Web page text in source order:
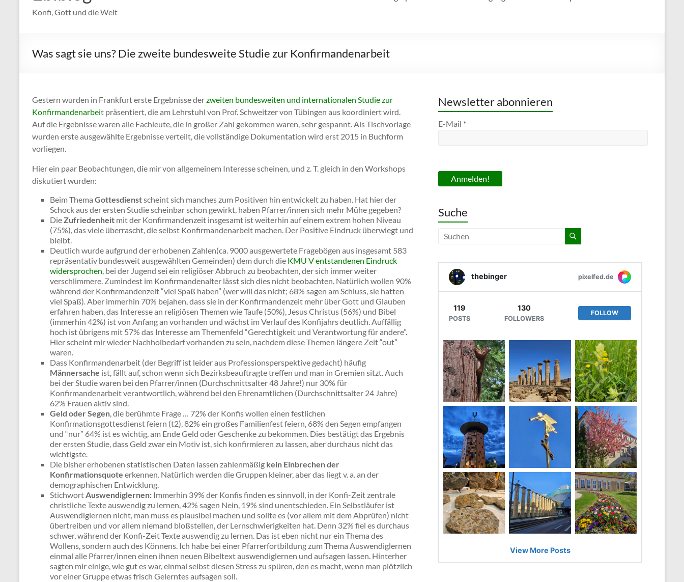
Konfi, Gott und die Welt
Was sagt sie uns? Die zweite bundesweite Studie zur Konfirmandenarbeit
Gestern wurden in Frankfurt erste Ergebnisse derzweiten bundesweiten und internationalen Studie zur
Konfirmandenarbeit präsentiert, die am Lehrstuhl von Prof. Schweitzer von Tübingen aus koordiniert wird.
Auf die Ergebnisse waren alle Fachleute, die in großer Zahl gekommen waren, sehr gespannt. Als Tischvorlage
wurden erste ausgewählte Ergebnisse verteilt, die vollständige Dokumentation wird erst 2015 in Buchform
vorliegen.
Hier ein paar Beobachtungen, die mir von allgemeinem Interesse scheinen, und z. T. gleich in den Workshops
diskutiert wurden:
Beim Thema Gottesdienstscheint sich manches zum Positiven hin entwickelt zu haben. Hat hier der
Schock aus der ersten Studie scheinbar schon gewirkt, haben Pfarrer/innen sich mehr Mühe gegeben?
DieZufriedenheit mit der Konfirmandenzeit insgesamt ist weiterhin auf einem extrem hohen Niveau
(75%), das viele überrascht, die selbst Konfirmandenarbeit machen. Der Positive Eindruck überwiegt und
bleibt.
Deutlich wurde aufgrund der erhobenen Zahlen(ca. 9000 ausgewertete Fragebögen aus insgesamt 583
repräsentativ bundesweit ausgewählten Gemeinden) dem durch die KMU V entstandenen Eindruck
widersprochen, bei der Jugend sei ein religiöser Abbruch zu beobachten, der sich immer weiter
verschlimmere. Zumindest im Konfirmandenalter lässt sich dies nicht beobachten. Natürlich wollen 90%
während der Konfirmandenzeit “viel Spaß haben” (wer will das nicht; 68% sagen am Schluss, sie hatten
viel Spaß). Aber immerhin 70% bejahen, dass sie in der Konfirmandenzeit mehr über Gott und Glauben
erfahren haben, das Interesse an religiösen Themen wie Taufe (50%), Jesus Christus (56%) und Bibel
(immerhin 42%) ist von Anfang an vorhanden und wächst im Verlauf des Konfijahrs deutlich. Auffällig
hoch ist übrigens mit 57% das Interesse am Themenfeld “Gerechtigkeit und Verantwortung für andere”.
Hier scheint mir wieder Nachholbedarf vorhanden zu sein, nachdem diese Themen längere Zeit “out”
waren.
Dass Konfirmandenarbeit (der Begriff ist leider aus Professionsperspektive gedacht) häufig
Männersache ist, fällt auf, schon wenn sich Bezirksbeauftragte treffen und man in Gremien sitzt. Auch
bei der Studie waren bei den Pfarrer/innen (Durchschnittsalter 48 Jahre!) nur 30% für
Konfirmandenarbeit verantwortlich, während bei den Ehrenamtlichen (Durchschnittsalter 24 Jahre)
62% Frauen aktiv sind.
Geld oder Segen, die berühmte Frage … 72% der Konfis wollen einen festlichen
Konfirmationsgottesdienst feiern (t2), 82% ein großes Familienfest feiern, 68% den Segen empfangen
und “nur” 64% ist es wichtig, am Ende Geld oder Geschenke zu bekommen. Dies bestätigt das Ergebnis
der ersten Studie, dass Geld zwar ein Motiv ist, sich konfirmieren zu lassen, aber durchaus nicht das
wichtigste.
Die bisher erhobenen statistischen Daten lassen zahlenmäßig kein Einbrechen der
Konfirmationsquote erkennen. Natürlich werden die Gruppen kleiner, aber das liegt v. a. an der
demographischen Entwicklung.
StichwortAuswendiglernen: Immerhin 39% der Konfis finden es sinnvoll, in der Konfi-Zeit zentrale
christliche Texte auswendig zu lernen, 42% sagen Nein, 19% sind unentschieden. Ein Selbstläufer ist
Auswendiglernen nicht, man muss es plausibel machen und sollte es (vor allem mit dem Abprüfen) nicht
übertreiben und vor allem niemand bloßstellen, der Lernschwierigkeiten hat. Denn 32% fiel es durchaus
schwer, während der Konfi-Zeit Texte auswendig zu lernen. Das ist eben nicht nur ein Thema des
Wollens, sondern auch des Könnens. Ich habe bei einer Pfarrerfortbildung zum Thema Auswendiglernen
einmal alle Pfarrer/innen einen ihnen neuen Bibeltext auswendiglernen und aufsagen lassen. Hinterher
sagten mir einige, wie gut es war, einmal selbst diesen Stress zu spüren, den es macht, wenn man plötzlich
vor einer Gruppe etwas frisch Gelerntes aufsagen soll.
Newsletter abonnieren
E-Mail *
Suche